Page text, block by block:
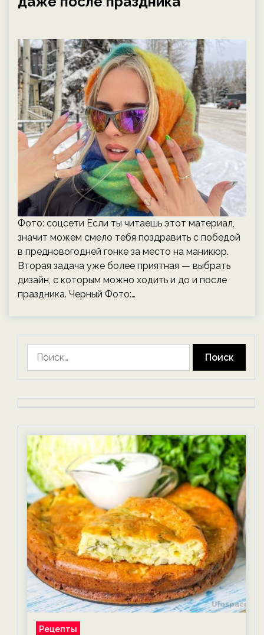
Фото: соцсети Если ты читаешь этот материал,
значит можем смело тебя поздравить с победой
в предновогодней гонке за место на маникюр.
Вторая задача уже более приятная — выбрать
дизайн, с которым можно ходить и до и после
праздника. Черный Фото:…
Рецепты